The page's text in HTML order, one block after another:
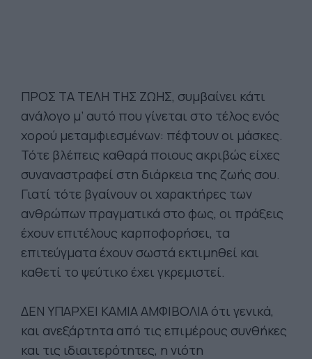
ΠΡΟΣ ΤΑ ΤΕΛΗ ΤΗΣ ΖΩΗΣ, συμβαίνει κάτι
ανάλογο μ’ αυτό που γίνεται στο τέλος ενός
χορού μεταμφιεσμένων: πέφτουν οι μάσκες.
Τότε βλέπεις καθαρά ποιους ακρι­βώς είχες
συναναστραφεί στη διάρκεια της ζωής σου.
Γιατί τότε βγαίνουν οι χαρακτήρες των
ανθρώπων πραγ­ματικά στο φως, οι πράξεις
έχουν επιτέλους καρποφορή­σει, τα
επιτεύγματα έχουν σωστά εκτιμηθεί και
καθετί το ψεύτικο έχει γκρεμιστεί.
ΔΕΝ ΥΠΑΡΧΕΙ ΚΑΜΙΑ ΑΜΦΙΒΟΛΙΑ ότι γενικά,
και ανεξάρτητα από τις επιμέρους συνθήκες
και τις ιδιαιτερότητες, η νιότη